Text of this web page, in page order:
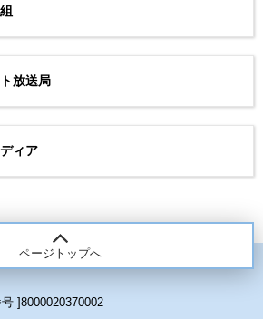
放送局
ィア
ページトップへ
]8000020370002